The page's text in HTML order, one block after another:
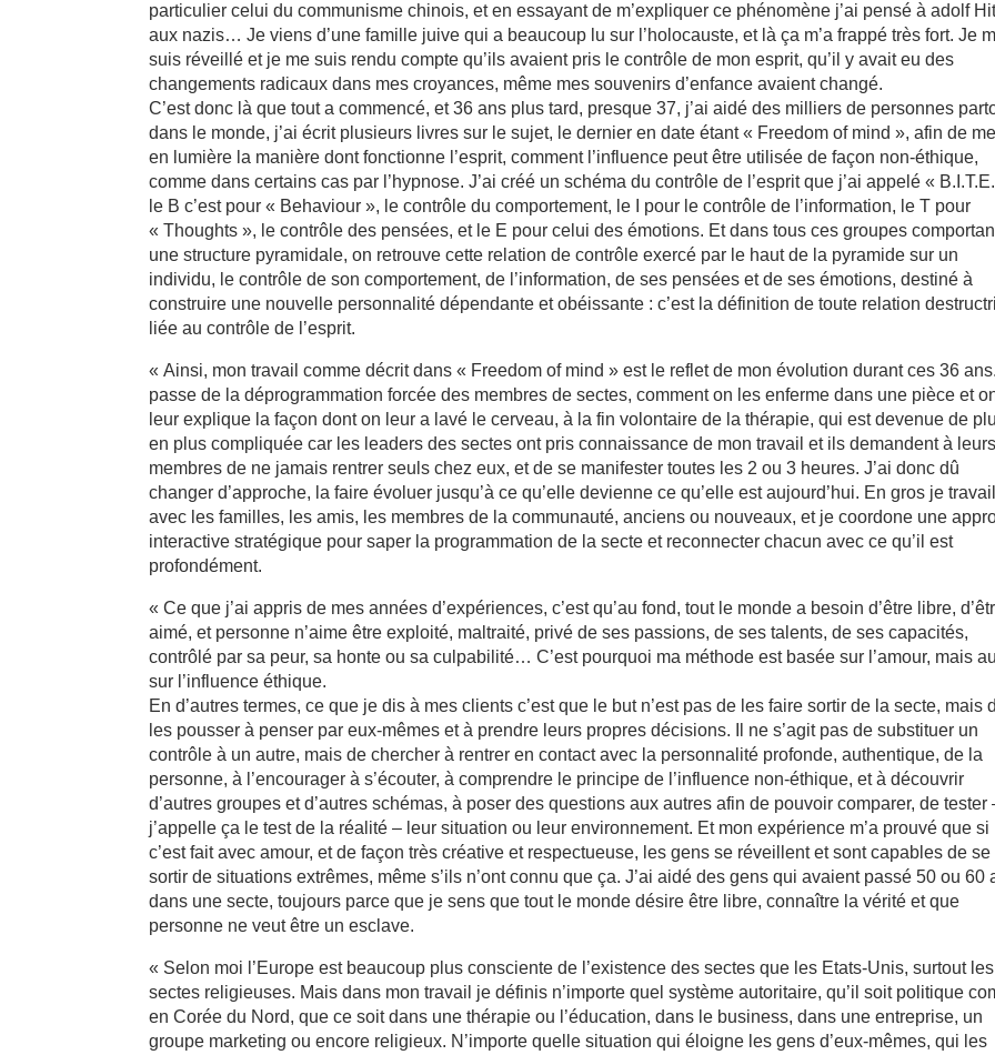
particulier celui du communisme chinois, et en essayant de m’expliquer ce phénomène j’ai pensé à adolf
aux nazis… Je viens d’une famille juive qui a beaucoup lu sur l’holocauste, et là ça m’a frappé très fort. Je
suis réveillé et je me suis rendu compte qu’ils avaient pris le contrôle de mon esprit, qu’il y avait eu des
changements radicaux dans mes croyances, même mes souvenirs d’enfance avaient changé.
C’est donc là que tout a commencé, et 36 ans plus tard, presque 37, j’ai aidé des milliers de personnes
dans le monde, j’ai écrit plusieurs livres sur le sujet, le dernier en date étant « Freedom of mind », afin de
en lumière la manière dont fonctionne l’esprit, comment l’influence peut être utilisée de façon non-éthique,
comme dans certains cas par l’hypnose. J’ai créé un schéma du contrôle de l’esprit que j’ai appelé «
le B c’est pour « Behaviour », le contrôle du comportement, le I pour le contrôle de l’information, le T pour
« Thoughts », le contrôle des pensées, et le E pour celui des émotions. Et dans tous ces groupes
une structure pyramidale, on retrouve cette relation de contrôle exercé par le haut de la pyramide sur un
individu, le contrôle de son comportement, de l’information, de ses pensées et de ses émotions, destiné à
construire une nouvelle personnalité dépendante et obéissante : c’est la définition de toute relation
liée au contrôle de l’esprit.
« Ainsi, mon travail comme décrit dans « Freedom of mind » est le reflet de mon évolution durant ces 36 ans.
passe de la déprogrammation forcée des membres de sectes, comment on les enferme dans une pièce et
leur explique la façon dont on leur a lavé le cerveau, à la fin volontaire de la thérapie, qui est devenue de
en plus compliquée car les leaders des sectes ont pris connaissance de mon travail et ils demandent à leurs
membres de ne jamais rentrer seuls chez eux, et de se manifester toutes les 2 ou 3 heures. J’ai donc dû
changer d’approche, la faire évoluer jusqu’à ce qu’elle devienne ce qu’elle est aujourd’hui. En gros je
avec les familles, les amis, les membres de la communauté, anciens ou nouveaux, et je coordone une
interactive stratégique pour saper la programmation de la secte et reconnecter chacun avec ce qu’il est
profondément.
« Ce que j’ai appris de mes années d’expériences, c’est qu’au fond, tout le monde a besoin d’être libre,
aimé, et personne n’aime être exploité, maltraité, privé de ses passions, de ses talents, de ses capacités,
contrôlé par sa peur, sa honte ou sa culpabilité… C’est pourquoi ma méthode est basée sur l’amour, mais
sur l’influence éthique.
En d’autres termes, ce que je dis à mes clients c’est que le but n’est pas de les faire sortir de la secte, mais
les pousser à penser par eux-mêmes et à prendre leurs propres décisions. Il ne s’agit pas de substituer un
contrôle à un autre, mais de chercher à rentrer en contact avec la personnalité profonde, authentique, de la
personne, à l’encourager à s’écouter, à comprendre le principe de l’influence non-éthique, et à découvrir
d’autres groupes et d’autres schémas, à poser des questions aux autres afin de pouvoir comparer, de tester
j’appelle ça le test de la réalité – leur situation ou leur environnement. Et mon expérience m’a prouvé que si
c’est fait avec amour, et de façon très créative et respectueuse, les gens se réveillent et sont capables de se
sortir de situations extrêmes, même s’ils n’ont connu que ça. J’ai aidé des gens qui avaient passé 50 ou 60
dans une secte, toujours parce que je sens que tout le monde désire être libre, connaître la vérité et que
personne ne veut être un esclave.
« Selon moi l’Europe est beaucoup plus consciente de l’existence des sectes que les Etats-Unis, surtout les
sectes religieuses. Mais dans mon travail je définis n’importe quel système autoritaire, qu’il soit politique
en Corée du Nord, que ce soit dans une thérapie ou l’éducation, dans le business, dans une entreprise, un
groupe marketing ou encore religieux. N’importe quelle situation qui éloigne les gens d’eux-mêmes, qui les